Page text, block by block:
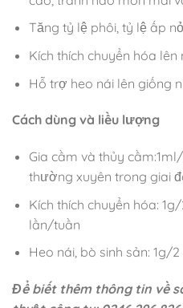
Tăng tỷ lệ phôi, tỷ lệ ấp
Kích thích chuyển hóa
Hỗ trợ heo nái lên giống
Cách dùng và liều lượng
Gia cầm và thủy
thường xuyên trong giai
Kích thích chuyển hóa:
lần/tuần
Heo nái, bò sinh sản: 1g/
Để biết thêm thôngtin về